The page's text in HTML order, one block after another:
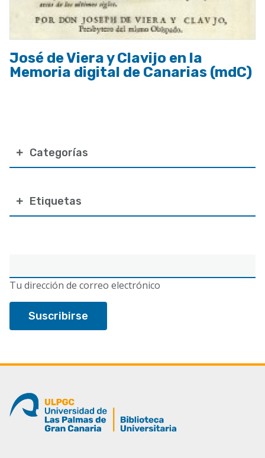
electrónico
Tu dirección de correo electrónico
Categorías
Etiquetas
José de Viera y Clavijo en la
Memoria digital de Canarias (mdC)